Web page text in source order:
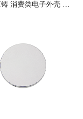
锌合金压铸 消费类电子外壳 电镀工艺